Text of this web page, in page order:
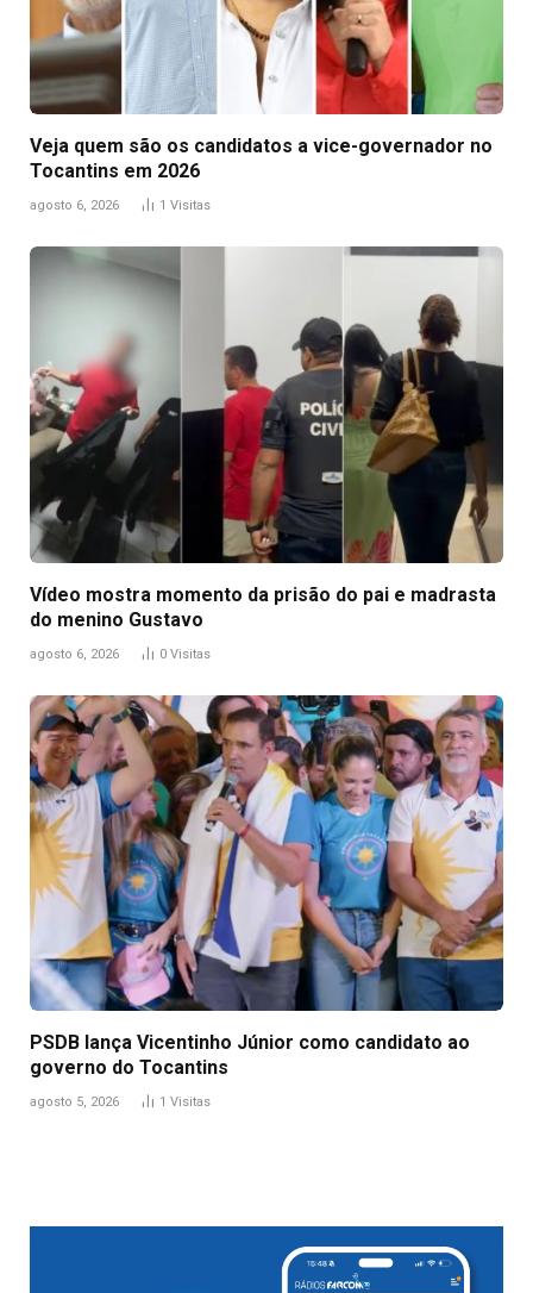
Veja quem são os candidatos a vice-governador no
Tocantins em 2026
agosto 6, 2026 1 Visitas
Vídeo mostra momento da prisão do pai e madrasta
do menino Gustavo
agosto 6, 2026 0 Visitas
PSDB lança Vicentinho Júnior como candidato ao
governo do Tocantins
agosto 5, 2026 1 Visitas